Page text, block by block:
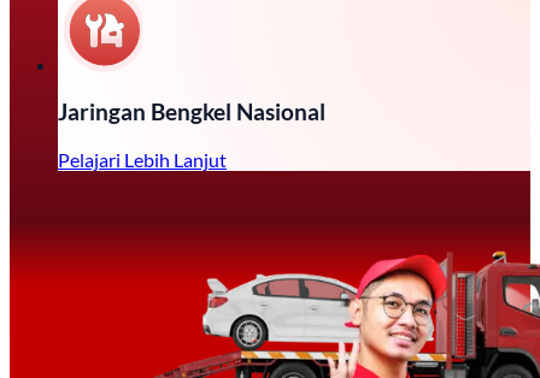
Jaringan Bengkel Nasional
Pelajari Lebih Lanjut